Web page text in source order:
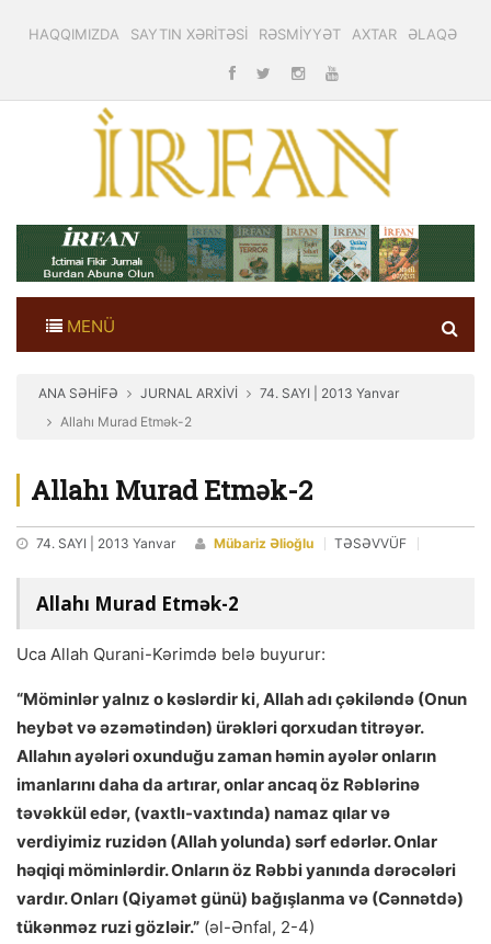
HAQQIMIZDA SAYTIN XƏRİTƏSİ RƏSMİYYƏT AXTAR ƏLAQƏ
MENÜ
ANA SƏHİFƏ JURNAL ARXİVİ
74. SAYI | 2013 Yanvar
Allahı Murad Etmək-2
Allahı Murad Etmək-2
74. SAYI | 2013 Yanvar Mübariz Əlioğlu TƏSƏVVÜF
Allahı Murad Etmək-2
Uca Allah Qurani-Kərimdə belə buyurur:
“Möminlər yalnız o kəslərdir ki, Allah adı çəkiləndə (Onun
heybət və əzəmətindən) ürəkləri qorxudan titrəyər.
Allahın ayələri oxunduğu zaman həmin ayələr onların
imanlarını daha da artırar, onlar ancaq öz Rəblərinə
təvəkkül edər, (vaxtlı-vaxtında) namaz qılar və
verdiyimiz ruzidən (Allah yolunda) sərf edərlər. Onlar
həqiqi möminlərdir. Onların öz Rəbbi yanında dərəcələri
vardır. Onları (Qiyamət günü) bağışlanma və (Cənnətdə)
tükənməz ruzi gözləir.” (əl-Ənfal, 2-4)